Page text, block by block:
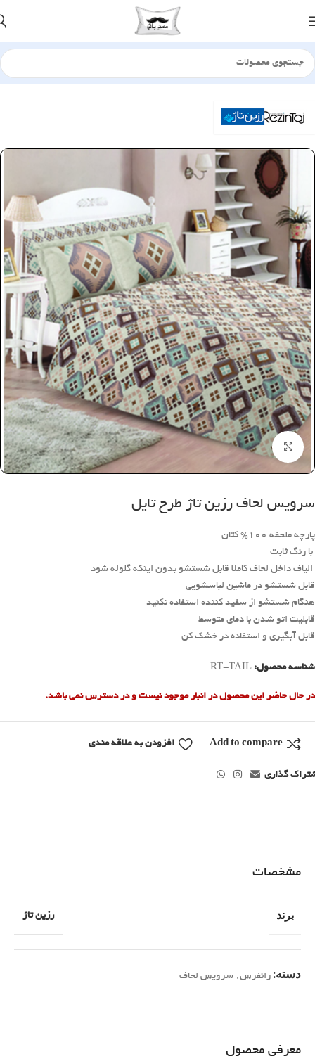
خانه سرویس لحاف رانفرس
بزرگنمایی تصویر
سرویس لحاف رزین تاژ طرح تایل
پارچه ملحفه 100% کتان
با رنگ ثابت
الیاف داخل لحاف کاملا قابل شستشو بدون اینکه گلوله شود
قابل شستشو در ماشین لباسشویی
هنگام شستشو از سفید کننده استفاده نکنید
قابلیت اتو شدن با دمای متوسط
قابل آبگیری و استفاده در خشک کن
شناسه محصول: RT-TAIL
در حال حاضر این محصول در انبار موجود نیست و در دسترس نمی باشد.
Add to compare افزودن به علاقه مندی
گذاری
معرفی محصول
مشخصات
برند رزین تاژ
دسته: رانفرس, سرویس لحاف